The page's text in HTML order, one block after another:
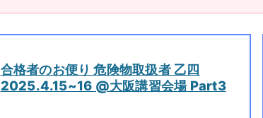
合格者のお便り 危険物取扱者 乙四
2025.4.15~16 @大阪講習会場 Part3